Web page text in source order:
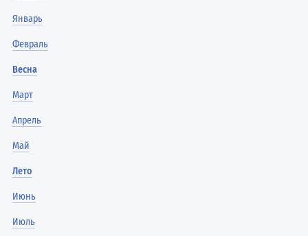
Январь
Февраль
Весна
Март
Апрель
Май
Лето
Июнь
Июль